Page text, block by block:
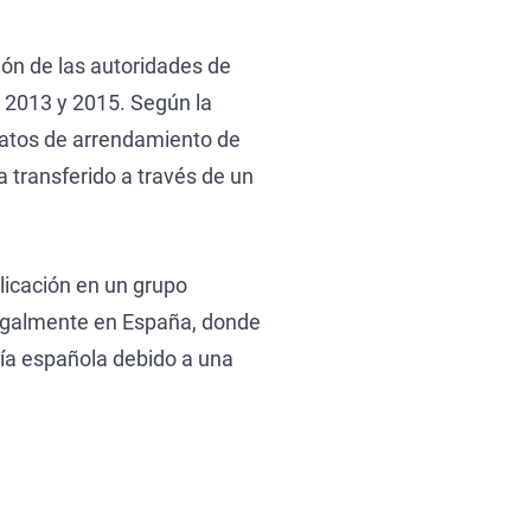
de las autoridades de
y 2015. Según la
de arrendamiento de
transferido a través de un
en un grupo
en España, donde
española debido a una